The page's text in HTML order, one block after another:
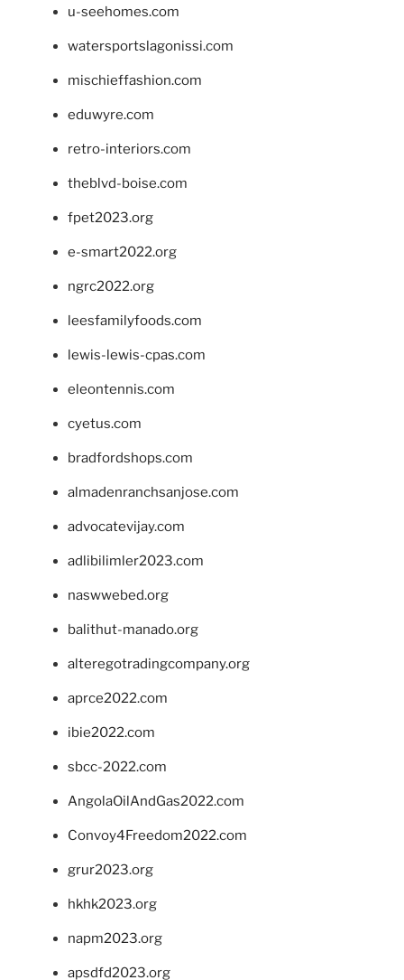
u-seehomes.com
watersportslagonissi.com
mischieffashion.com
eduwyre.com
retro-interiors.com
theblvd-boise.com
fpet2023.org
e-smart2022.org
ngrc2022.org
leesfamilyfoods.com
lewis-lewis-cpas.com
eleontennis.com
cyetus.com
bradfordshops.com
almadenranchsanjose.com
advocatevijay.com
adlibilimler2023.com
naswwebed.org
balithut-manado.org
alteregotradingcompany.org
aprce2022.com
ibie2022.com
sbcc-2022.com
AngolaOilAndGas2022.com
Convoy4Freedom2022.com
grur2023.org
hkhk2023.org
napm2023.org
apsdfd2023.org